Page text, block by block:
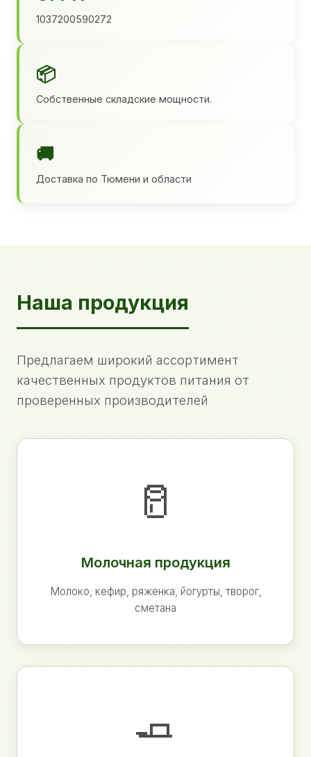
1037200590272
📦
Собственные складские мощности.
🚚
Доставка по Тюмени и области
Наша продукция
Предлагаем широкий ассортимент
качественных продуктов питания от
проверенных производителей
🥛
Молочная продукция
Молоко, кефир, ряженка, йогурты, творог,
сметана
🧈